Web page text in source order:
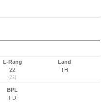
L-Rang
22
(22)
Land
TH
BPL
FD